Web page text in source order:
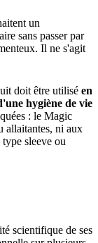
un
sans passer par
Il ne s'agit
doit être utilisé en
hygiène de vie
: le Magic
allaitantes, ni aux
sleeve ou
scientifique de ses